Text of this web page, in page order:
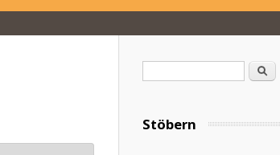
Search
Stöbern